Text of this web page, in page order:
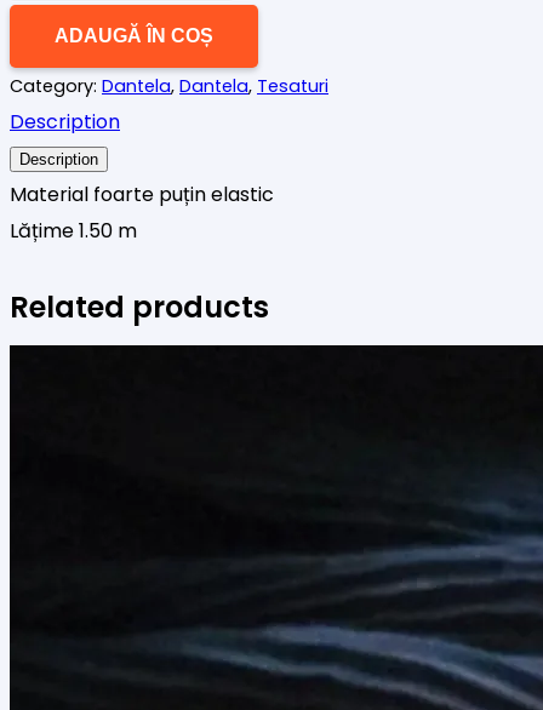
Dantela
cu
sclipici
mov
lila
ADAUGĂ ÎN COȘ
Category: Dantela, Dantela, Tesaturi
Description
Description
Material foarte puțin elastic
Lățime 1.50 m
Related products